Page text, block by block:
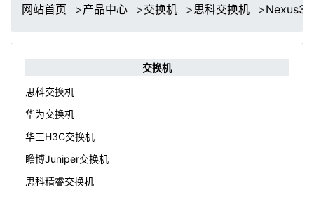
网站首页 >产品中心 >交换机 >思科交换机 >
交换机
思科交换机
华为交换机
华三H3C交换机
瞻博Juniper交换机
思科精睿交换机